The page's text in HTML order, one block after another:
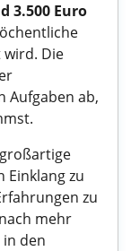
3.500 Euro
Die
Aufgaben ab,
Einklang zu
zu
mehr
den